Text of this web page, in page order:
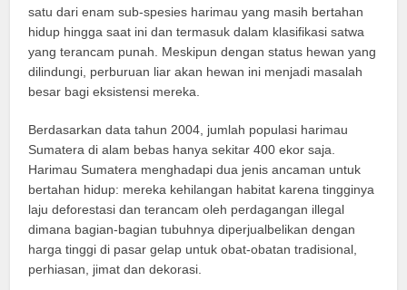
satu dari enam sub-spesies harimau yang masih bertahan
hidup hingga saat ini dan termasuk dalam klasifikasi satwa
yang terancam punah. Meskipun dengan status hewan yang
dilindungi, perburuan liar akan hewan ini menjadi masalah
besar bagi eksistensi mereka.
Berdasarkan data tahun 2004, jumlah populasi harimau
Sumatera di alam bebas hanya sekitar 400 ekor saja.
Harimau Sumatera menghadapi dua jenis ancaman untuk
bertahan hidup: mereka kehilangan habitat karena tingginya
laju deforestasi dan terancam oleh perdagangan illegal
dimana bagian-bagian tubuhnya diperjualbelikan dengan
harga tinggi di pasar gelap untuk obat-obatan tradisional,
perhiasan, jimat dan dekorasi.